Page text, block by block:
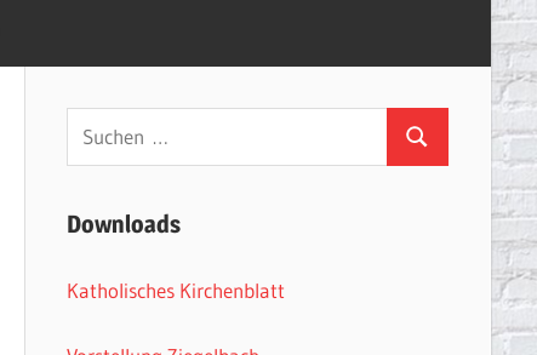
Suchen
nach:
Suchen
Downloads
Katholisches Kirchenblatt